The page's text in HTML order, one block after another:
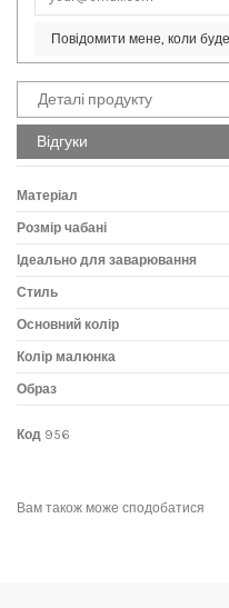
Повідомити мене, коли
Деталі продукту
Відгуки
Матеріал
Розмір чабані
Ідеально для заварювання
Стиль
Основний колір
Колір малюнка
Образ
Код 956
Вам також може сподобатися